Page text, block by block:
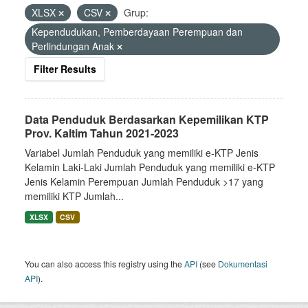
XLSX
CSV
Grup:
Kependudukan, Pemberdayaan Perempuan dan
Perlindungan Anak
Filter Results
Data Penduduk Berdasarkan Kepemilikan KTP
Prov. Kaltim Tahun 2021-2023
Variabel Jumlah Penduduk yang memiliki e-KTP Jenis
Kelamin Laki-Laki Jumlah Penduduk yang memiliki e-KTP
Jenis Kelamin Perempuan Jumlah Penduduk >17 yang
memiliki KTP Jumlah...
XLSX CSV
You can also access this registry using theAPI (see Dokumentasi
API).